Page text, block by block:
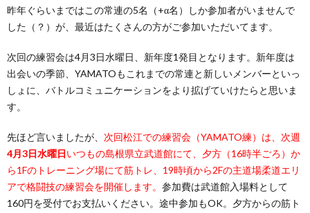
昨年ぐらいまではこの常連の5名（+α名）しか参加者がいませんで
した（？）が、最近はたくさんの方がご参加いただいてます。
次回の練習会は4月3日水曜日、新年度1発目となります。新年度は
出会いの季節、YAMATOもこれまでの常連と新しいメンバーといっ
しょに、バトルコミュニケーションをより拡げていけたらと思いま
す。
先ほど言いましたが、 次回松江での練習会（YAMATO練）は、次週
4月3日水曜日いつもの島根県立武道館にて、夕方（16時半ごろ）か
ら1Fのトレーニング場にて筋トレ、19時頃から2Fの主道場柔道エリ
アで格闘技の練習会を開催します。 参加費は武道館入場料として
160円を受付でお支払いください。途中参加もOK。夕方からの筋ト